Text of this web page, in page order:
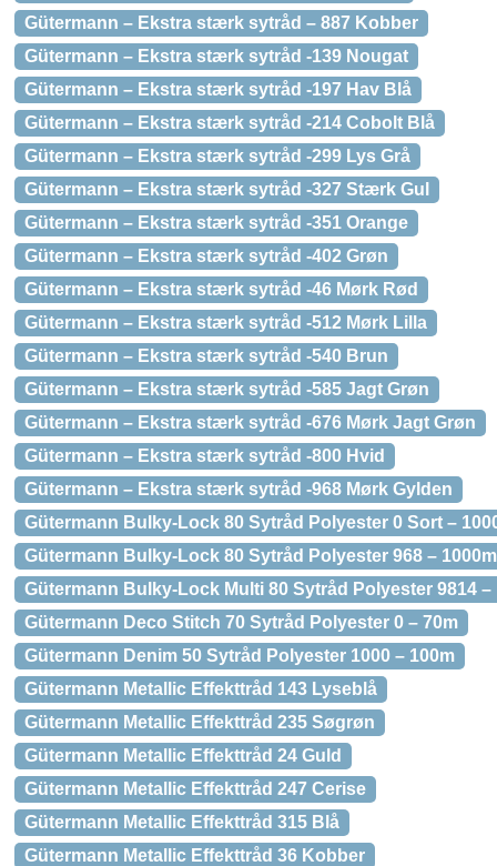
Gütermann – Ekstra stærk sytråd – 887 Kobber
Gütermann – Ekstra stærk sytråd -139 Nougat
Gütermann – Ekstra stærk sytråd -197 Hav Blå
Gütermann – Ekstra stærk sytråd -214 Cobolt Blå
Gütermann – Ekstra stærk sytråd -299 Lys Grå
Gütermann – Ekstra stærk sytråd -327 Stærk Gul
Gütermann – Ekstra stærk sytråd -351 Orange
Gütermann – Ekstra stærk sytråd -402 Grøn
Gütermann – Ekstra stærk sytråd -46 Mørk Rød
Gütermann – Ekstra stærk sytråd -512 Mørk Lilla
Gütermann – Ekstra stærk sytråd -540 Brun
Gütermann – Ekstra stærk sytråd -585 Jagt Grøn
Gütermann – Ekstra stærk sytråd -676 Mørk Jagt Grøn
Gütermann – Ekstra stærk sytråd -800 Hvid
Gütermann – Ekstra stærk sytråd -968 Mørk Gylden
Gütermann Bulky-Lock 80 Sytråd Polyester 0 Sort –
Gütermann Bulky-Lock 80 Sytråd Polyester 968 – 1000m
Gütermann Bulky-Lock Multi 80 Sytråd Polyester 9814 –
Gütermann Deco Stitch 70 Sytråd Polyester 0 – 70m
Gütermann Denim 50 Sytråd Polyester 1000 – 100m
Gütermann Metallic Effekttråd 143 Lyseblå
Gütermann Metallic Effekttråd 235 Søgrøn
Gütermann Metallic Effekttråd 24 Guld
Gütermann Metallic Effekttråd 247 Cerise
Gütermann Metallic Effekttråd 315 Blå
Gütermann Metallic Effekttråd 36 Kobber